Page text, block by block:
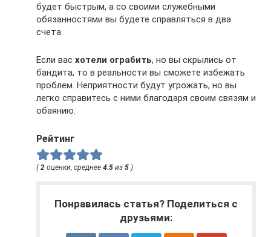
будет быстрым, а со своими служебными
обязанностями вы будете справляться в два
счета.
Если вас хотели ограбить, но вы скрылись от
бандита, то в реальности вы сможете избежать
проблем. Неприятности будут угрожать, но вы
легко справитесь с ними благодаря своим связям и
обаянию.
Рейтинг
(2 оценки, среднее 4.5 из 5 )
Понравилась статья? Поделиться с
друзьями: